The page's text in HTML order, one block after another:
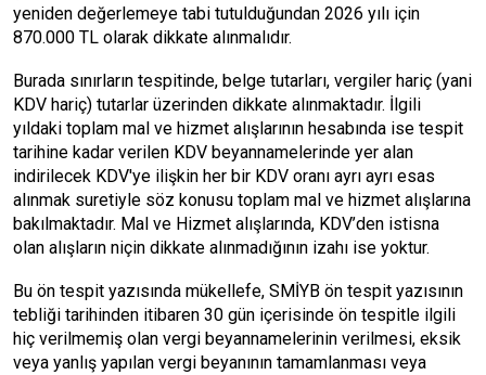
yeniden değerlemeye tabi tutulduğundan 2026 yılı için
870.000 TL olarak dikkate alınmalıdır.
Burada sınırların tespitinde, belge tutarları, vergiler hariç (yani
KDV hariç) tutarlar üzerinden dikkate alınmaktadır. İlgili
yıldaki toplam mal ve hizmet alışlarının hesabında ise tespit
tarihine kadar verilen KDV beyannamelerinde yer alan
indirilecek KDV'ye ilişkin her bir KDV oranı ayrı ayrı esas
alınmak suretiyle söz konusu toplam mal ve hizmet alışlarına
bakılmaktadır. Mal ve Hizmet alışlarında, KDV’den istisna
olan alışların niçin dikkate alınmadığının izahı ise yoktur.
Bu ön tespit yazısında mükellefe, SMİYB ön tespit yazısının
tebliği tarihinden itibaren 30 gün içerisinde ön tespitle ilgili
hiç verilmemiş olan vergi beyannamelerinin verilmesi, eksik
veya yanlış yapılan vergi beyanının tamamlanması veya